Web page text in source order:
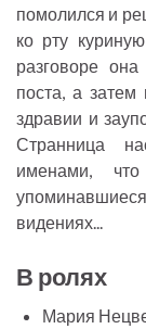
помолился и
ко рту
разговоре
поста, а затем
здравии и
Странница
именами,
видениях...
В ролях
Мария